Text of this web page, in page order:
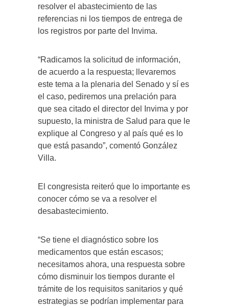
resolver el abastecimiento de las
referencias ni los tiempos de entrega de
los registros por parte del Invima.
“Radicamos la solicitud de información,
de acuerdo a la respuesta; llevaremos
este tema a la plenaria del Senado y sí es
el caso, pediremos una prelación para
que sea citado el director del Invima y por
supuesto, la ministra de Salud para que le
explique al Congreso y al país qué es lo
que está pasando”, comentó González
Villa.
El congresista reiteró que lo importante es
conocer cómo se va a resolver el
desabastecimiento.
“Se tiene el diagnóstico sobre los
medicamentos que están escasos;
necesitamos ahora, una respuesta sobre
cómo disminuir los tiempos durante el
trámite de los requisitos sanitarios y qué
estrategias se podrían implementar para